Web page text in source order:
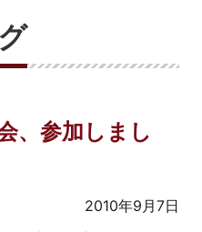
、参加しまし
2010年9月7日